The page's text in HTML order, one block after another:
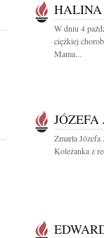
HALINA
W dniu 4
ciężkiej
Mama...
Zmarła
Koleżanka z